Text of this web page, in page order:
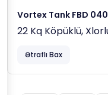
Vortex Tank FBD
22 Kq Köpüklü,
Ətraflı Bax